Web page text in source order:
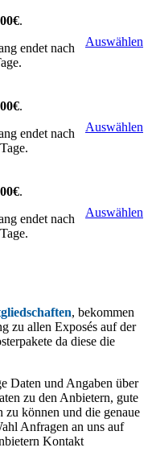
.
endet nach
Auswählen
.
endet nach
Auswählen
.
endet nach
Auswählen
, bekommen
zu allen Exposés auf der
da diese die
Daten und Angaben über
zu den Anbietern, gute
können und die genaue
Anfragen an uns auf
Kontakt